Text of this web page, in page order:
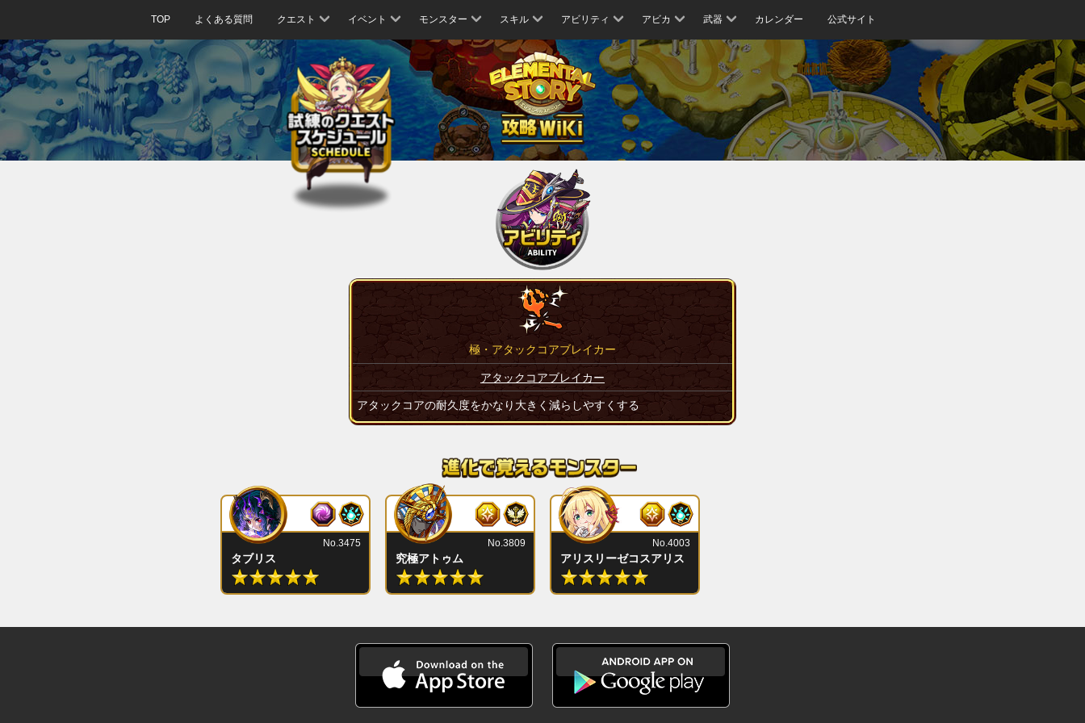
TOP よくある質問 クエスト イベント モンスター スキル アビリティ アビカ 武器 カレンダー 公式サイト
極・アタックコアブレイカー
アタックコアブレイカー
アタックコアの耐久度をかなり大きく減らしやすくする
タブリス
No.3475
究極アトゥム
No.3809
アリスリーゼコスアリス
No.4003